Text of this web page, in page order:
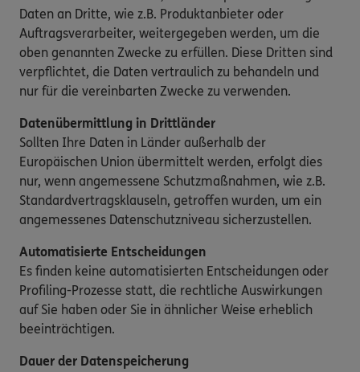
Daten an Dritte, wie z.B. Produktanbieter oder
Auftragsverarbeiter, weitergegeben werden, um die
oben genannten Zwecke zu erfüllen. Diese Dritten sind
verpflichtet, die Daten vertraulich zu behandeln und
nur für die vereinbarten Zwecke zu verwenden.
Datenübermittlung in Drittländer
Sollten Ihre Daten in Länder außerhalb der
Europäischen Union übermittelt werden, erfolgt dies
nur, wenn angemessene Schutzmaßnahmen, wie z.B.
Standardvertragsklauseln, getroffen wurden, um ein
angemessenes Datenschutzniveau sicherzustellen.
Automatisierte Entscheidungen
Es finden keine automatisierten Entscheidungen oder
Profiling-Prozesse statt, die rechtliche Auswirkungen
auf Sie haben oder Sie in ähnlicher Weise erheblich
beeinträchtigen.
Dauer der Datenspeicherung